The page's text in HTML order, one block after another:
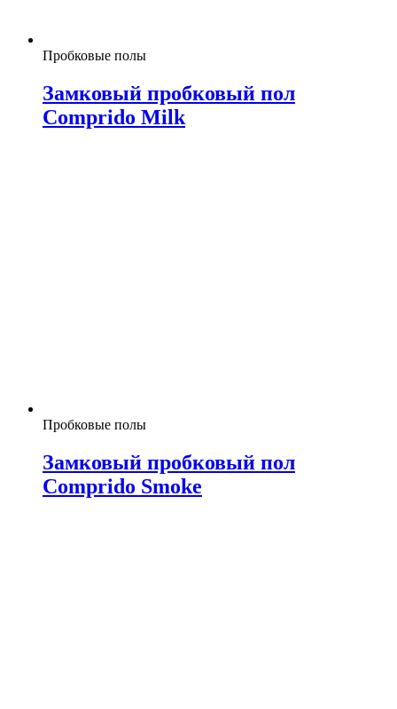
Пробковые полы
Замковый пробковый пол
Comprido Milk
Пробковые полы
Замковый пробковый пол
Comprido Smoke